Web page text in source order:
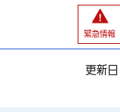
緊急情報
更新